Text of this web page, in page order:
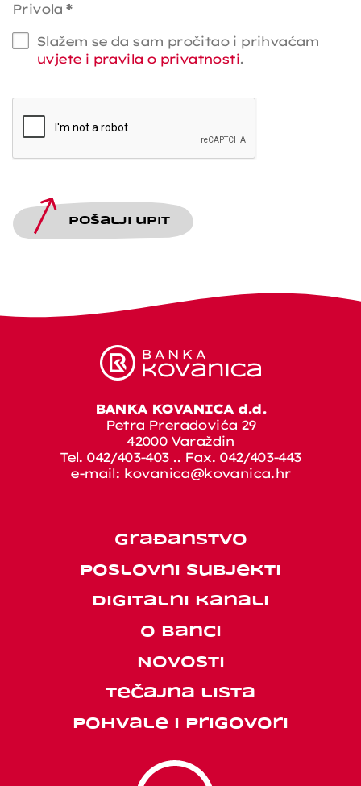
Privola *
Slažem se da sam pročitao i prihvaćam
uvjete i pravila o privatnosti.
Pošalji upit
BANKA KOVANICA d.d.
Petra Preradovića 29
42000 Varaždin
Tel. 042/403-403 .. Fax. 042/403-443
e-mail: kovanica@kovanica.hr
Građanstvo
Poslovni subjekti
Digitalni kanali
O banci
Novosti
Tečajna lista
Pohvale i prigovori